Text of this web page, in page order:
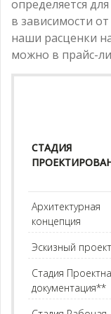
определяется
в зависимости
наши расценки
можно в прайс-
СТАДИЯ
Архитектурная
концепция
Эскизный проект
Стадия
документация**